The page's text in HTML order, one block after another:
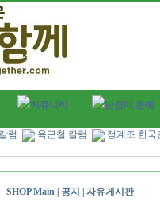
커뮤니티
난경매,판매
럼 육근철 칼럼
정계조 한국
SHOP Main 공지
자유게시판